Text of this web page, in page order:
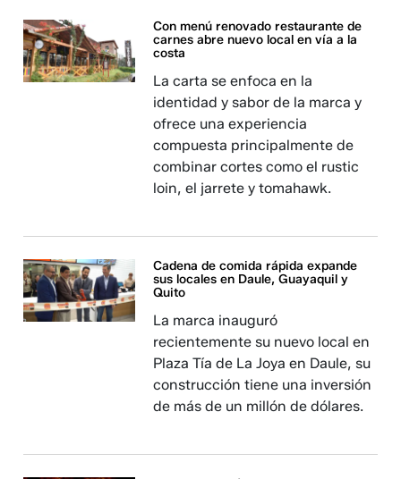
Con menú renovado restaurante de
carnes abre nuevo local en vía a la
costa
La carta se enfoca en la
identidad y sabor de la marca y
ofrece una experiencia
compuesta principalmente de
combinar cortes como el rustic
loin, el jarrete y tomahawk.
Cadena de comida rápida expande
sus locales en Daule, Guayaquil y
Quito
La marca inauguró
recientemente su nuevo local en
Plaza Tía de La Joya en Daule, su
construcción tiene una inversión
de más de un millón de dólares.